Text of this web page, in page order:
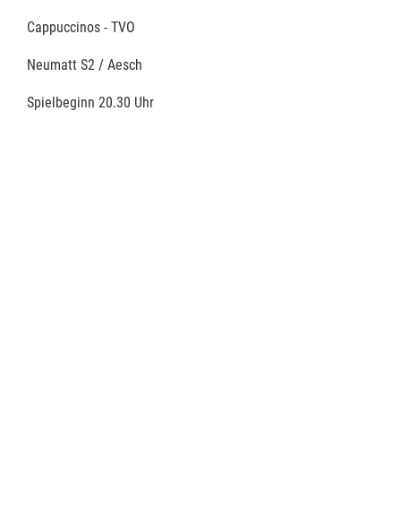
Cappuccinos - TVO
Neumatt S2 / Aesch
Spielbeginn 20.30 Uhr